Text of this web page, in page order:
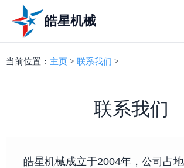
皓星机械
当前位置： 主页 > 联系我们 >
联系我们
皓星机械成立于2004年，公司占